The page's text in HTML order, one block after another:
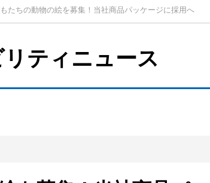
たちの動物の絵を募集！当社商品パッケージに採用へ
ティニュース